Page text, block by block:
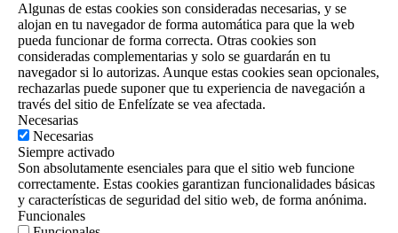
Algunas de estas cookies son consideradas necesarias, y se
alojan en tu navegador de forma automática para que la web
pueda funcionar de forma correcta. Otras cookies son
consideradas complementarias y solo se guardarán en tu
navegador si lo autorizas. Aunque estas cookies sean opcionales,
rechazarlas puede suponer que tu experiencia de navegación a
través del sitio de Enfelízate se vea afectada.
Necesarias
Necesarias
Siempre activado
Son absolutamente esenciales para que el sitio web funcione
correctamente. Estas cookies garantizan funcionalidades básicas
y características de seguridad del sitio web, de forma anónima.
Funcionales